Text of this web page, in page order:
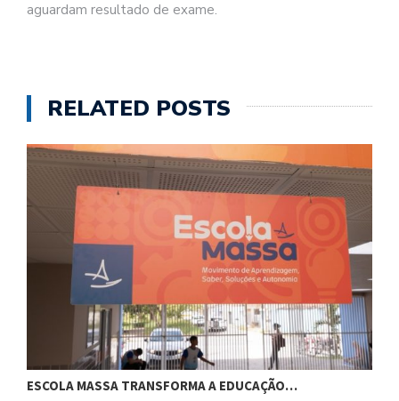
aguardam resultado de exame.
RELATED POSTS
ESCOLA MASSA TRANSFORMA A EDUCAÇÃO…